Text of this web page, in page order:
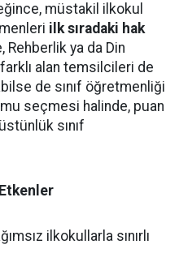
müstakil ilkokul
ilk sıradaki hak
Rehberlik ya da Din
alan temsilcileri de
de sınıf öğretmenliği
seçmesi halinde, puan
sınıf
ilkokullarla sınırlı